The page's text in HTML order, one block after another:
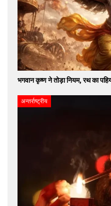
भगवान कृष्ण ने तोड़ा नियम, रथ का
अन्तर्राष्ट्रीय